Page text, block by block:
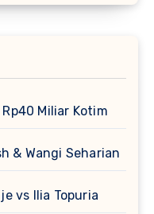
Miliar Kotim
& Wangi Seharian
vs Ilia Topuria